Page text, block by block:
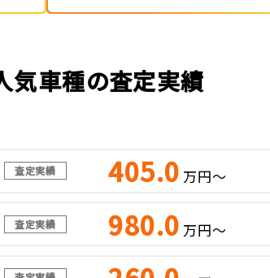
気車種の査定実績
査定実績 405.0 万円～
査定実績 980.0 万円～